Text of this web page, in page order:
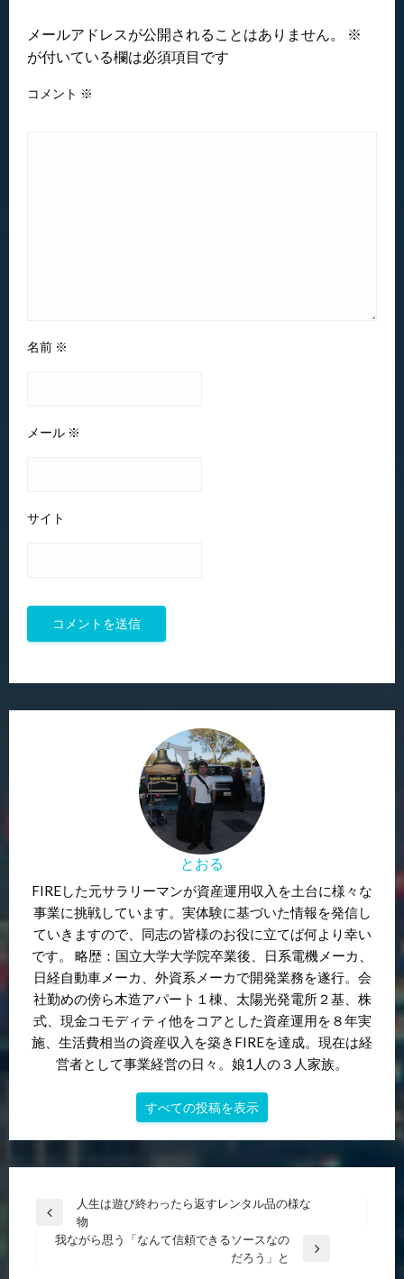
メールアドレスが公開されることはありません。
※
が付いている欄は必須項目です
コメント ※
名前 ※
メール ※
サイト
とおる
FIREした元サラリーマンが資産運用収入を土台に様々な
事業に挑戦しています。実体験に基づいた情報を発信し
ていきますので、同志の皆様のお役に立てば何より幸い
です。 略歴：国立大学大学院卒業後、日系電機メーカ、
日経自動車メーカ、外資系メーカで開発業務を遂行。会
社勤めの傍ら木造アパート１棟、太陽光発電所２基、株
式、現金コモディティ他をコアとした資産運用を８年実
施、生活費相当の資産収入を築きFIREを達成。現在は経
営者として事業経営の日々。娘1人の３人家族。
すべての投稿を表示
投
人生は遊び終わったら返すレンタル品の様な
物
我ながら思う「なんて信頼できるソースなの
だろう」と